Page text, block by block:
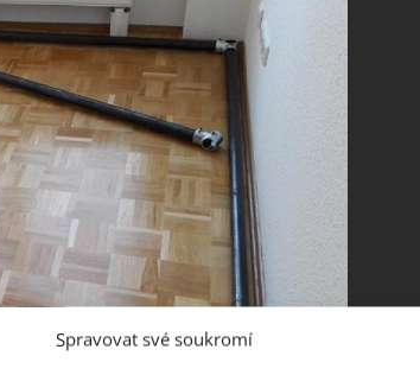
Spravovat své soukromí